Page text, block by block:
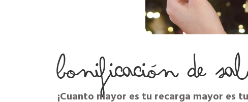
Bonificación de
¡Cuanto mayor es tu recarga mayor es